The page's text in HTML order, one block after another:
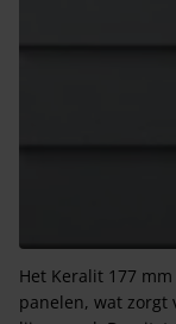
Het Keralit 177
panelen, wat zorgt